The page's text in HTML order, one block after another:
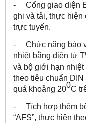
- Cổng giao diện
ghi và tải, thực
trực tuyến.
- Chức năng bảo
nhiệt bằng điện tử
và bộ giới hạn
theo tiêu chuẩn
quá khoảng 200C
- Tích hợp thêm
“AFS”, thực hiện